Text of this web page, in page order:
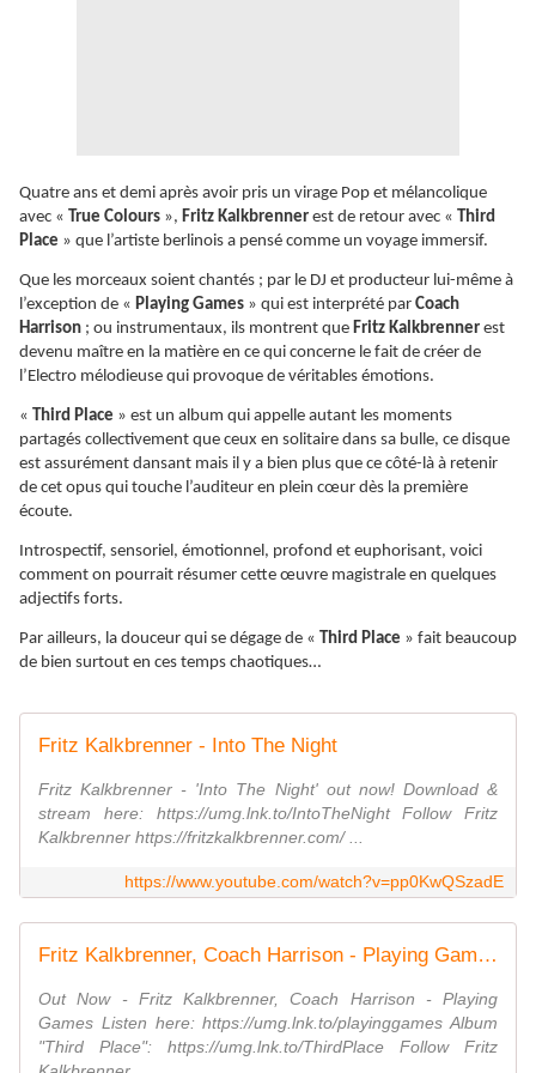
Quatre ans et demi après avoir pris un virage Pop et mélancolique
avec « True Colours », Fritz Kalkbrenner est de retour avec « Third
Place » que l’artiste berlinois a pensé comme un voyage immersif.
Que les morceaux soient chantés ; par le DJ et producteur lui-même à
l’exception de « Playing Games » qui est interprété par Coach
Harrison ; ou instrumentaux, ils montrent que Fritz Kalkbrenner est
devenu maître en la matière en ce qui concerne le fait de créer de
l’Electro mélodieuse qui provoque de véritables émotions.
« Third Place » est un album qui appelle autant les moments
partagés collectivement que ceux en solitaire dans sa bulle, ce disque
est assurément dansant mais il y a bien plus que ce côté-là à retenir
de cet opus qui touche l’auditeur en plein cœur dès la première
écoute.
Introspectif, sensoriel, émotionnel, profond et euphorisant, voici
comment on pourrait résumer cette œuvre magistrale en quelques
adjectifs forts.
Par ailleurs, la douceur qui se dégage de « Third Place » fait beaucoup
de bien surtout en ces temps chaotiques…
Fritz Kalkbrenner - Into The Night
Fritz Kalkbrenner - 'Into The Night' out now! Download &
stream here: https://umg.lnk.to/IntoTheNight Follow Fritz
Kalkbrenner https://fritzkalkbrenner.com/ ...
https://www.youtube.com/watch?v=pp0KwQSzadE
Fritz Kalkbrenner, Coach Harrison - Playing Games (Official Music Video)
Out Now - Fritz Kalkbrenner, Coach Harrison - Playing
Games Listen here: https://umg.lnk.to/playinggames Album
"Third Place": https://umg.lnk.to/ThirdPlace Follow Fritz